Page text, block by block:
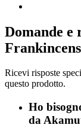
Domande e
Ricevi risposte
questo prodotto.
Ho
da